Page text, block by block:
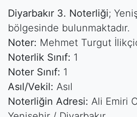
Diyarbakır 3. Noterliği;
bölgesinde bulunmaktadır.
Noter: Mehmet Turgut
Noterlik Sınıf: 1
Noter Sınıf: 1
Asıl/Vekil: Asıl
Noterliğin Adresi: Ali Emiri